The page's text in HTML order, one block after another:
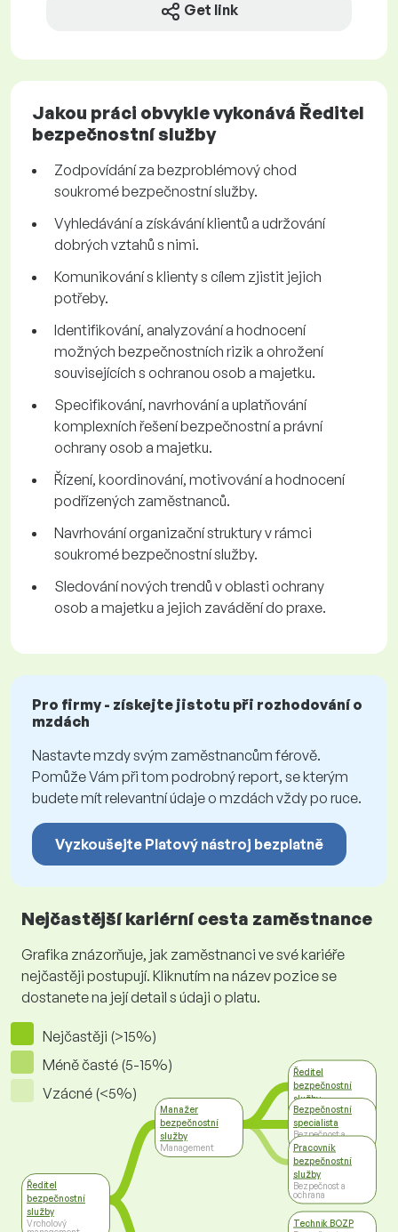
Get link
Jakou práci obvykle vykonává Ředitel
bezpečnostní služby
Zodpovídání za bezproblémový chod
soukromé bezpečnostní služby.
Vyhledávání a získávání klientů a udržování
dobrých vztahů s nimi.
Komunikování s klienty s cílem zjistit jejich
potřeby.
Identifikování, analyzování a hodnocení
možných bezpečnostních rizik a ohrožení
souvisejících s ochranou osob a majetku.
Specifikování, navrhování a uplatňování
komplexních řešení bezpečnostní a právní
ochrany osob a majetku.
Řízení, koordinování, motivování a hodnocení
podřízených zaměstnanců.
Navrhování organizační struktury v rámci
soukromé bezpečnostní služby.
Sledování nových trendů v oblasti ochrany
osob a majetku a jejich zavádění do praxe.
Pro firmy - získejte jistotu při rozhodování o
mzdách
Nastavte mzdy svým zaměstnancům férově.
Pomůže Vám při tom podrobný report, se kterým
budete mít relevantní údaje o mzdách vždy po ruce.
Vyzkoušejte Platový nástroj bezplatně
Nejčastější kariérní cesta zaměstnance
Grafika znázorňuje, jak zaměstnanci ve své kariéře
nejčastěji postupují. Kliknutím na název pozice se
dostanete na její detail s údaji o platu.
Nejčastěji (>15%)
Méně časté (5-15%)
Vzácné (<5%)
Ředitel
bezpečnostní
služby
Vrcholový
Manažer
bezpečnostní
služby
Management
Ředitel
bezpečnostní
služby
Vrcholový
management
Bezpečnostní
specialista
Bezpečnost a
ochrana
Pracovník
bezpečnostní
služby
Bezpečnost a
ochrana
Technik BOZP